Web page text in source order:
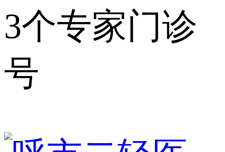
3个专家门诊
号